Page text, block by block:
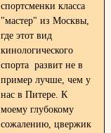
спортсменки класса
"мастер" из Москвы,
где этот вид
кинологического
спорта развит не в
пример лучше, чем у
нас в Питере. К
моему глубокому
сожалению, цвержик